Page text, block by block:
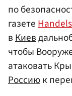
по
газете
вКиев
чтобы
атаковать
Россиюк